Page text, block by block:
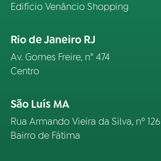
Edifício Venâncio Shopping
Rio de Janeiro RJ
Av. Gomes Freire, n° 474
Centro
São Luís MA
Rua Armando Vieira da Silva, nº 126
Bairro de Fátima